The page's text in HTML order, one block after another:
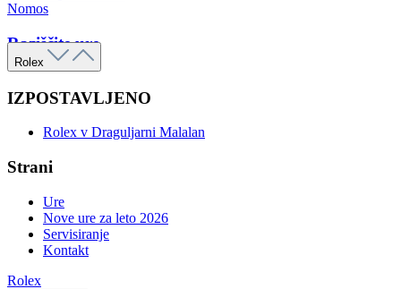
Nomos
Raziščite ure
Rolex
IZPOSTAVLJENO
Rolex v Draguljarni Malalan
Strani
Ure
Nove ure za leto 2026
Servisiranje
Kontakt
Rolex